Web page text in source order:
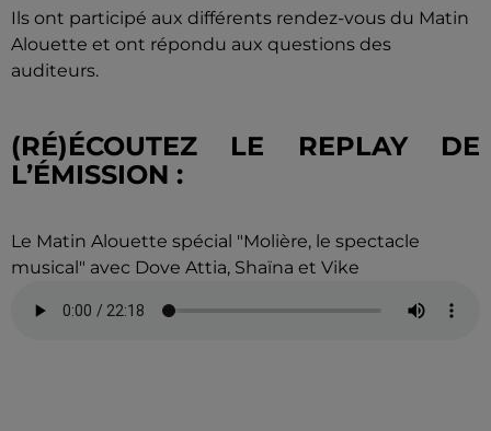
Ils ont participé aux différents rendez-vous du Matin
Alouette et ont répondu aux questions des
auditeurs.
(RÉ)ÉCOUTEZ LE REPLAY DE
L’ÉMISSION :
Le Matin Alouette spécial "Molière, le spectacle
musical" avec Dove Attia, Shaïna et Vike